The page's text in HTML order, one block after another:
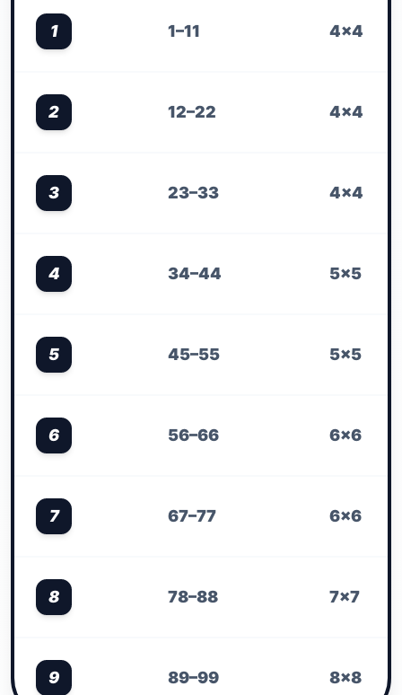
1 1–11 4×4
2 12–22 4×4
3 23–33 4×4
4 34–44 5×5
5 45–55 5×5
6 56–66 6×6
7 67–77 6×6
8 78–88 7×7
9 89–99 8×8